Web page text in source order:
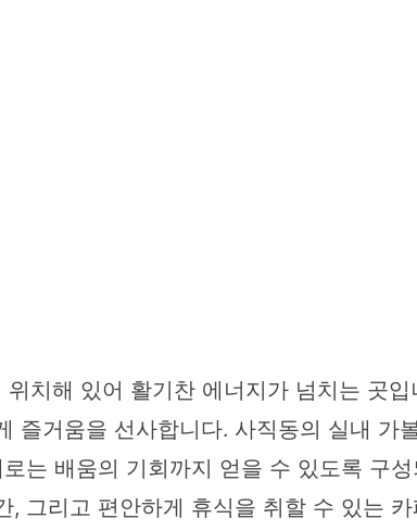
치해 있어 활기찬 에너지가 넘치는 곳
거움을 선사합니다. 사직동의 실내 가
는 배움의 기회까지 얻을 수 있도록 구
그리고 편안하게 휴식을 취할 수 있는